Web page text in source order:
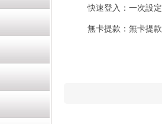
快速登入：一次設
無卡提款：無卡提